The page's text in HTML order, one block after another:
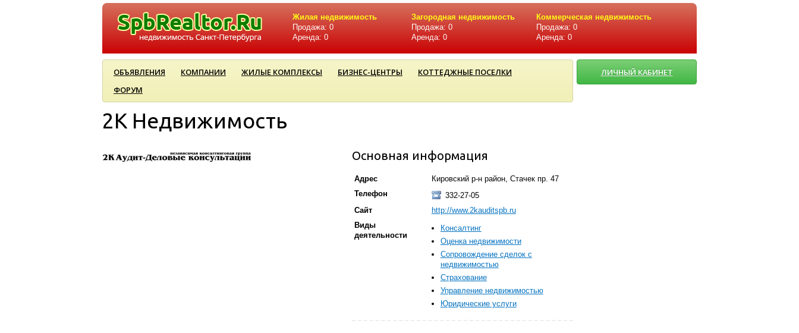
Жилая недвижимость
Продажа: 0
Аренда: 0
Загородная недвижимость
Продажа: 0
Аренда: 0
Коммерческая недвижимость
Продажа: 0
Аренда: 0
ОБЪЯВЛЕНИЯ КОМПАНИИ ЖИЛЫЕ КОМПЛЕКСЫ БИЗНЕС-ЦЕНТРЫ
КОТТЕДЖНЫЕ ПОСЕЛКИ
ФОРУМ
ЛИЧНЫЙ КАБИНЕТ
2К Недвижимость
Основная информация
Адрес
Кировский р-н район, Стачек пр. 47
Телефон
332-27-05
Сайт
http://www.2kauditspb.ru
Виды
деятельности
Консалтинг
Оценка недвижимости
Сопровождение сделок с
недвижимостью
Страхование
Управление недвижимостью
Юридические услуги